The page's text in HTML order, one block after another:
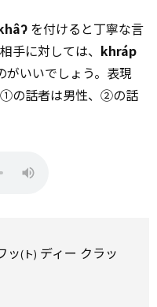
を付けると丁寧な言
手に対しては、 khráp
がいいでしょう。表現
の話者は男性、②の話
(ト) ディー クラッ